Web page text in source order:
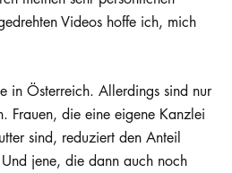
Videos hoffe ich, mich
in Österreich. Allerdings sind nur
Frauen, die eine eigene Kanzlei
sind, reduziert den Anteil
jene, die dann auch noch